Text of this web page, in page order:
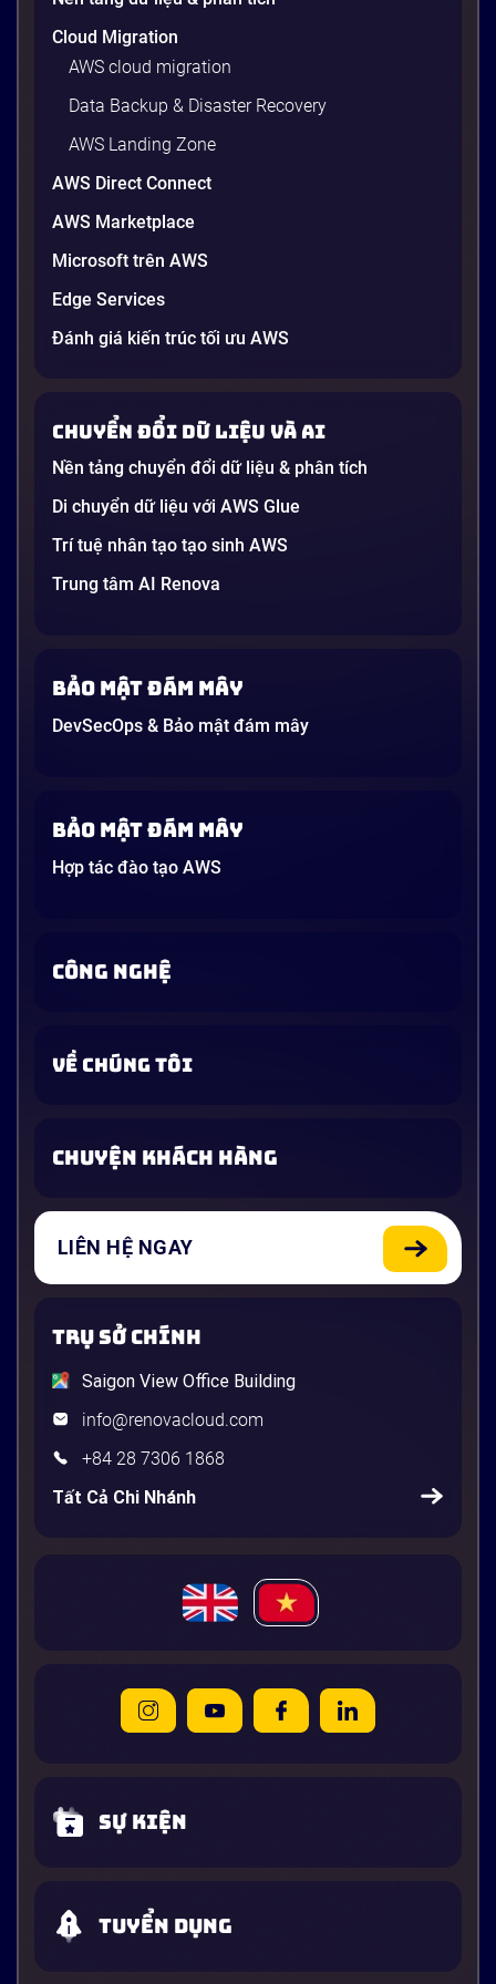
Reducing the Cyber Recovery Timeline –Download
2 phút
Cloud Migration
AWS cloud migration
Data Backup & Disaster Recovery
AWS Landing Zone
AWS Direct Connect
AWS Marketplace
Microsoft trên AWS
Edge Services
Đánh giá kiến trúc tối ưu AWS
Chuyển đổi dữ liệu và AI
Nền tảng chuyển đổi dữ liệu & phân tích
Di chuyển dữ liệu với AWS Glue
Trí tuệ nhân tạo tạo sinh AWS
Trung tâm AI Renova
Bảo mật đám mây
DevSecOps & Bảo mật đám mây
Bảo mật đám mây
Hợp tác đào tạo AWS
CÔNG NGHỆ
VỀ CHÚNG TÔI
CHUYỆN KHÁCH HÀNG
LIÊN HỆ NGAY
TRỤ SỞ CHÍNH
Saigon View Office Building
info@renovacloud.com
+84 28 7306 1868
Tất Cả Chi Nhánh
Sự kiện
Tuyển dụng